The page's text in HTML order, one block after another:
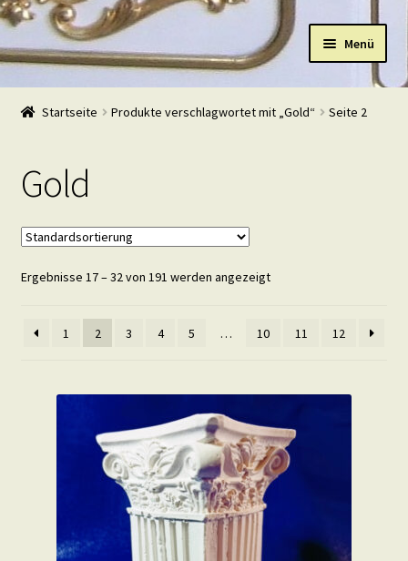
Navigation
Zum
Inhalt
Menü
Start
Warenkorb
Mein Konto
Kasse
Beispiele
Startseite Produkte verschlagwortet mit „Gold“ Seite 2
Gold
Ergebnisse 17 – 32 von 191 werden angezeigt
1 2 3 4 5 … 10 11 12